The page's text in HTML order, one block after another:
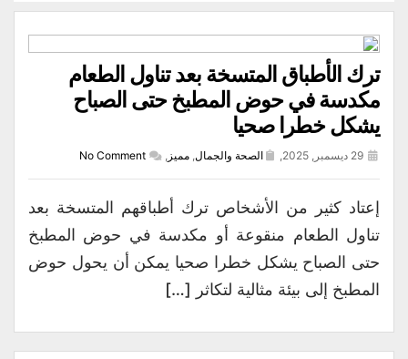
ترك الأطباق المتسخة بعد تناول الطعام
مكدسة في حوض المطبخ حتى الصباح
يشكل خطرا صحيا
الصحة والجمال, مميز ,
No Comment
إعتاد كثير من الأشخاص ترك أطباقهم المتسخة بعد
تناول الطعام منقوعة أو مكدسة في حوض المطبخ
حتى الصباح يشكل خطرا صحيا يمكن أن يحول حوض
المطبخ إلى بيئة مثالية لتكاثر […]